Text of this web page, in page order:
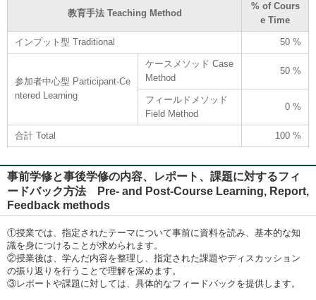
教育手法 Teaching Method
% of Cours
e Time
インプット型 Traditional 50 %
参加者中心型 Participant-Ce
ntered Learning
ケースメソッド Case
Method
50 %
フィールドメソッド
Field Method
0 %
合計 Total 100 %
事前学修と事後学修の内容、レポート、課題に対するフィ
ードバック方法 Pre- and Post-Course Learning, Report,
Feedback methods
①授業では、指定されたテーマについて事前に資料を読み、基本的な知
識を身につけることが求められます。
②授業後は、学んだ内容を整理し、指定された課題やディスカッション
の振り返りを行うことで理解を深めます。
③レポートや課題に対しては、具体的なフィードバックを提供します。